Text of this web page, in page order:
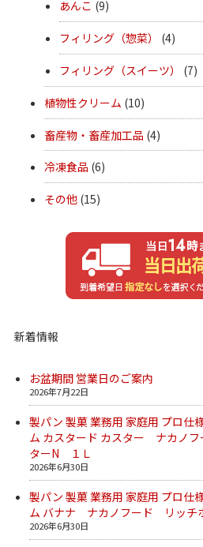
あんこ (9)
フィリング（惣菜） (4)
フィリング（スイーツ） (7)
植物性クリーム (10)
畜産物・畜産加工品 (4)
冷凍食品 (6)
その他 (15)
新着情報
お盆期間 営業日のご案内
2026年7月22日
製パン 製菓 業務用 家庭用 プロ仕
ム カスタード カスター ナカノ
ターN １Ｌ
2026年6月30日
製パン 製菓 業務用 家庭用 プロ仕
ム バナナ ナカノフード リッチ
2026年6月30日